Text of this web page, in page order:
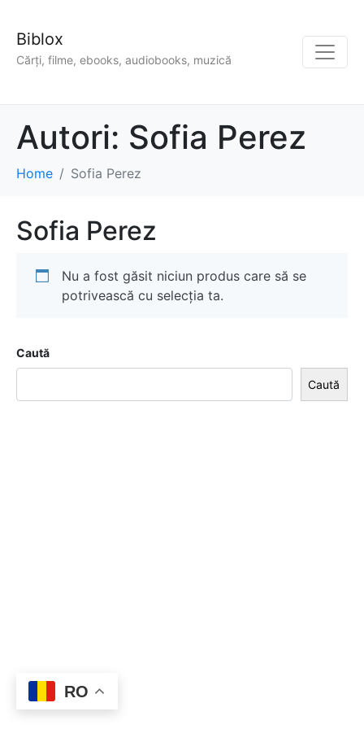
Biblox
Cărți, filme, ebooks, audiobooks, muzică
Autori: Sofia Perez
Home Sofia Perez
Sofia Perez
Nu a fost găsit niciun produs care să se
potrivească cu selecția ta.
Caută
Caută
RO